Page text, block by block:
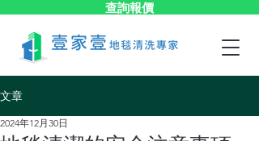
查詢報價
文章
2024年12月30日